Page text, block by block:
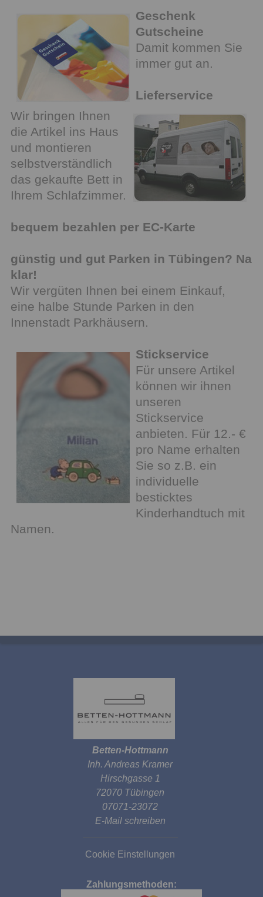
Geschenk
Gutscheine
Damit kommen Sie
immer gut an.
Lieferservice
Wir bringen Ihnen
die Artikel ins Haus
und montieren
selbstverständlich
das gekaufte Bett in
Ihrem Schlafzimmer.
bequem bezahlen per EC-Karte
günstig und gut Parken in Tübingen? Na
klar!
Wir vergüten Ihnen bei einem Einkauf,
eine halbe Stunde Parken in den
Innenstadt Parkhäusern.
Stickservice
Für unsere Artikel
können wir ihnen
unseren
Stickservice
anbieten. Für 12.- €
pro Name erhalten
Sie so z.B. ein
individuelle
besticktes
Kinderhandtuch mit
Namen.
Betten-Hottmann
Inh. Andreas Kramer
Hirschgasse 1
72070 Tübingen
07071-23072
E-Mail schreiben
Cookie Einstellungen
Zahlungsmethoden: